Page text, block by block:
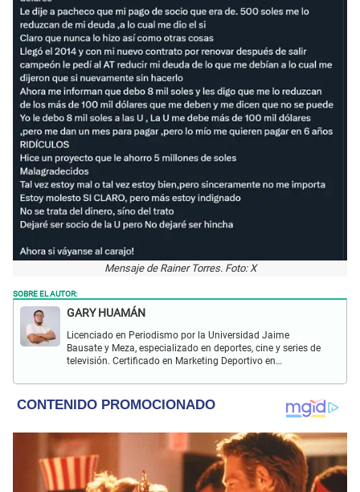
Mensaje de Rainer Torres. Foto: X
SOBRE EL AUTOR:
GARY HUAMÁN
Licenciado en Periodismo por la Universidad Jaime
Bausate y Meza, especializado en deportes, cine y series de
televisión. Certificado en Marketing Deportivo en
SEO durante más de 5 años.